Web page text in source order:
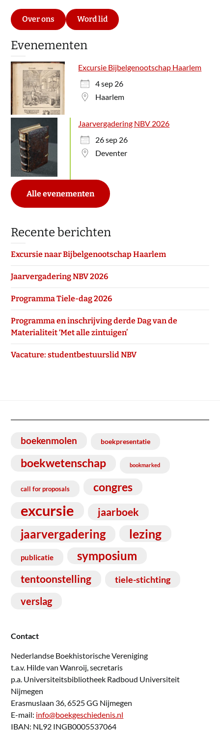
Over ons Word lid
Evenementen
Excursie Bijbelgenootschap Haarlem
4 sep 26
Haarlem
Jaarvergadering NBV 2026
26 sep 26
Deventer
Alle evenementen
Recente berichten
Excursie naar Bijbelgenootschap Haarlem
Jaarvergadering NBV 2026
Programma Tiele-dag 2026
Programma en inschrijving derde Dag van de
Materialiteit ‘Met alle zintuigen’
Vacature: studentbestuurslid NBV
boekenmolen boekpresentatie
boekwetenschap bookmarked
call for proposals congres
excursie jaarboek
jaarvergadering lezing
publicatie symposium
tentoonstelling tiele-stichting
verslag
Contact
Nederlandse Boekhistorische Vereniging
t.a.v. Hilde van Wanroij, secretaris
p.a. Universiteitsbibliotheek Radboud Universiteit
Nijmegen
Erasmuslaan 36, 6525 GG Nijmegen
E-mail: info@boekgeschiedenis.nl
IBAN: NL92 INGB0005537064